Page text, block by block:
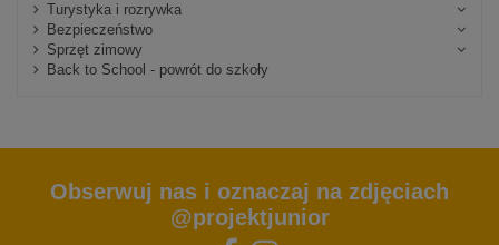
Turystyka i rozrywka
Bezpieczeństwo
Sprzęt zimowy
Back to School - powrót do szkoły
Obserwuj nas i oznaczaj na zdjęciach
@projektjunior